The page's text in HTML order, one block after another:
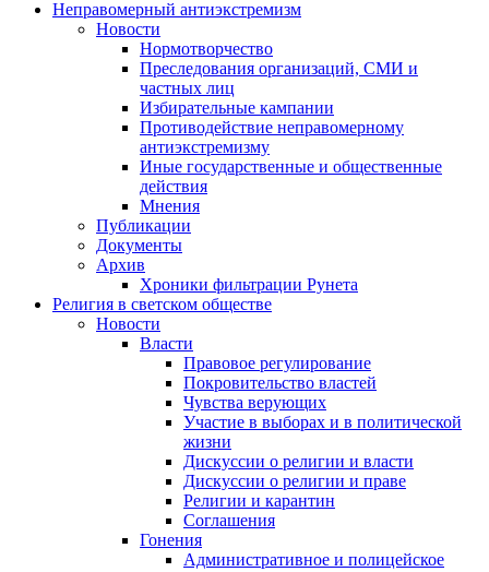
Неправомерный антиэкстремизм
Новости
Нормотворчество
Преследования организаций, СМИ и
частных лиц
Избирательные кампании
Противодействие неправомерному
антиэкстремизму
Иные государственные и общественные
действия
Мнения
Публикации
Документы
Архив
Хроники фильтрации Рунета
Религия в светском обществе
Новости
Власти
Правовое регулирование
Покровительство властей
Чувства верующих
Участие в выборах и в политической
жизни
Дискуссии о религии и власти
Дискуссии о религии и праве
Религии и карантин
Соглашения
Гонения
Административное и полицейское